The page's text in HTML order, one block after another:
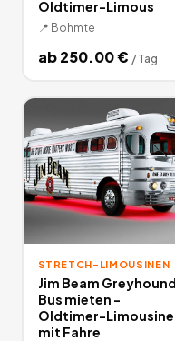
Oldtimer-Limous
📍 Bohmte
ab250.00€ / Tag
STRETCH-LIMOUSINEN
Jim Beam Greyhound
Bus mieten -
Oldtimer-Limousine
mit Fahre